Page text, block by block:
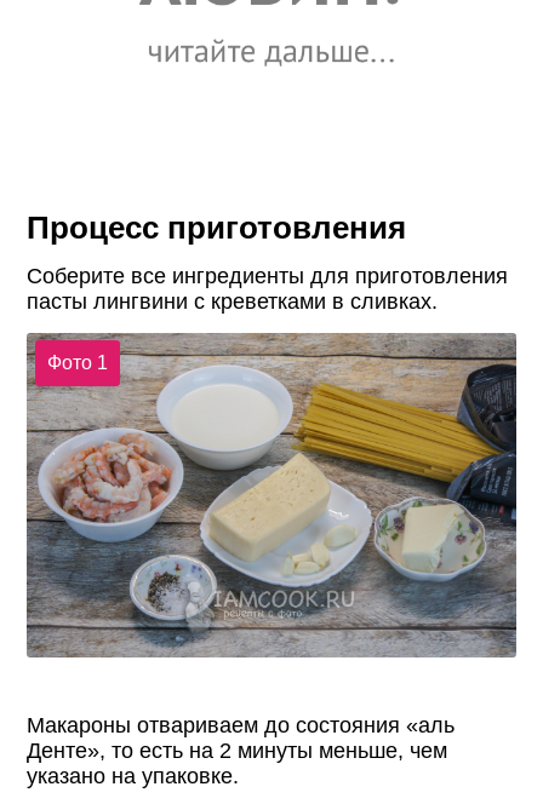
Процесс приготовления
Соберите все ингредиенты для приготовления
пасты лингвини с креветками в сливках.
Фото 1
Макароны отвариваем до состояния «аль
Денте», то есть на 2 минуты меньше, чем
указано на упаковке.